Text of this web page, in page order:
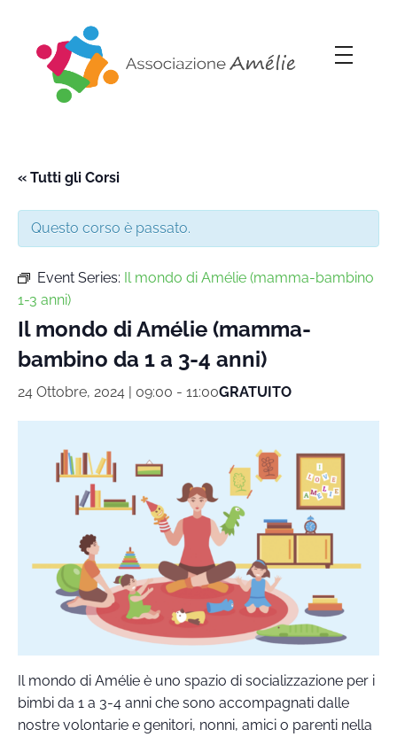
« Tutti gli Corsi
Questo corso è passato.
Event Series: Il mondo di Amélie (mamma-bambino
1-3 anni)
Il mondo di Amélie (mamma-
bambino da 1 a 3-4 anni)
24 Ottobre, 2024 | 09:00 - 11:00GRATUITO
Il mondo di Amélie è uno spazio di socializzazione per i
bimbi da 1 a 3-4 anni che sono accompagnati dalle
nostre volontarie e genitori, nonni, amici o parenti nella